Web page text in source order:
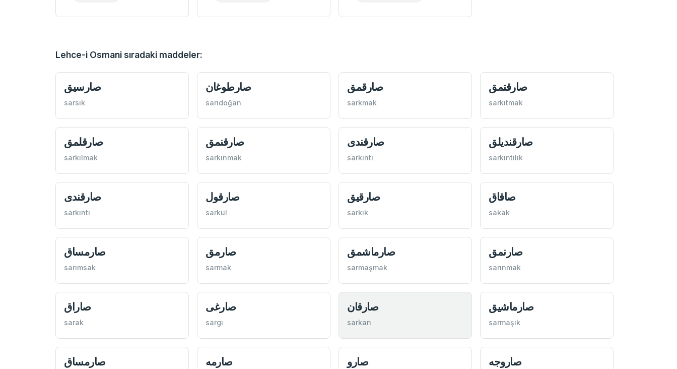
Lehce-i Osmani sıradaki maddeler:
صارسيق
sarsık
صارطوغان
sarıdoğan
صارقمق
sarkmak
صارقتمق
sarkıtmak
صارقلمق
sarkılmak
صارقنمق
sarkınmak
صارقندی
sarkıntı
صارقنديلق
sarkıntılık
صارقندی
sarkıntı
صارقول
sarkul
صارقيق
sarkık
صاقاق
sakak
صارمساق
sarımsak
صارمق
sarmak
صارماشمق
sarmaşmak
صارنمق
sarınmak
صاراق
sarak
صارغی
sargı
صارقان
sarkan
صارماشيق
sarmaşık
صارمساق صارمه صارو صاروجه